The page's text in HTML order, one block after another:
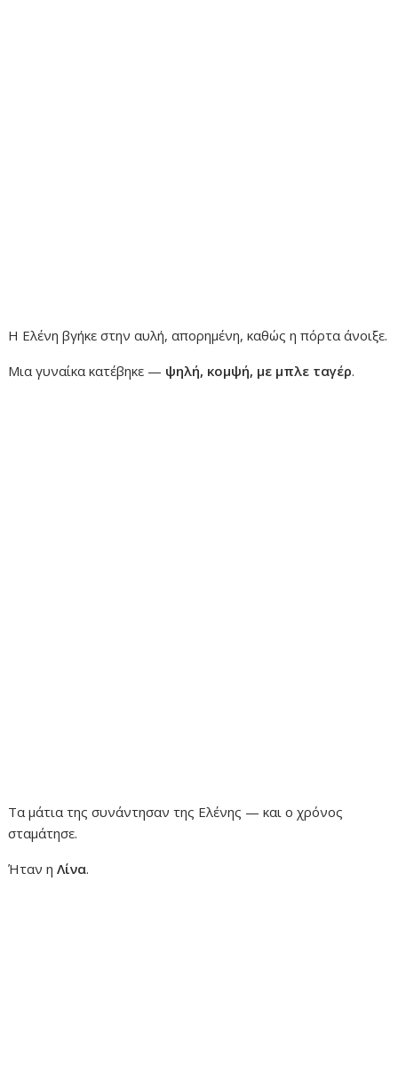
Η Ελένη βγήκε στην αυλή, απορημένη, καθώς η πόρτα άνοιξε.
Μια γυναίκα κατέβηκε — ψηλή, κομψή, με μπλε ταγέρ.
Τα μάτια της συνάντησαν της Ελένης — και ο χρόνος
σταμάτησε.
Ήταν ηΛίνα.